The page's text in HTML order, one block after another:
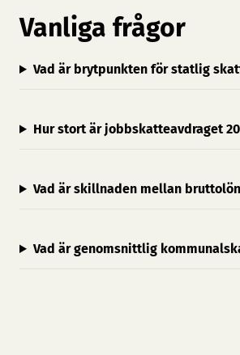
Vanliga frågor
Vad är brytpunkten för statlig
Hur stort är jobbskatteavdraget
Vad är skillnaden mellan
Vad är genomsnittlig